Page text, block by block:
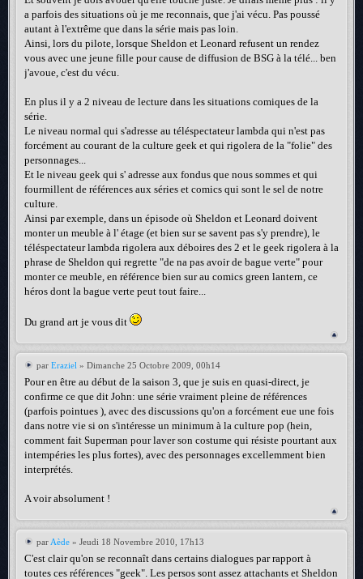
a parfois des situations où je me reconnais, que j'ai vécu. Pas poussé
autant à l'extrême que dans la série mais pas loin.
Ainsi, lors du pilote, lorsque Sheldon et Leonard refusent un rendez
vous avec une jeune fille pour cause de diffusion de BSG à la télé... ben
j'avoue, c'est du vécu.
En plus il y a 2 niveau de lecture dans les situations comiques de la
série.
Le niveau normal qui s'adresse au téléspectateur lambda qui n'est pas
forcément au courant de la culture geek et qui rigolera de la "folie" des
personnages...
Et le niveau geek qui s' adresse aux fondus que nous sommes et qui
fourmillent de références aux séries et comics qui sont le sel de notre
culture.
Ainsi par exemple, dans un épisode où Sheldon et Leonard doivent
monter un meuble à l' étage (et bien sur se savent pas s'y prendre), le
téléspectateur lambda rigolera aux déboires des 2 et le geek rigolera à la
phrase de Sheldon qui regrette "de na pas avoir de bague verte" pour
monter ce meuble, en référence bien sur au comics green lantern, ce
héros dont la bague verte peut tout faire...
Du grand art je vous dit
par Eraziel » Dimanche 25 Octobre 2009, 00h14
Pour en être au début de la saison 3, que je suis en quasi-direct, je
confirme ce que dit John: une série vraiment pleine de références
(parfois pointues ), avec des discussions qu'on a forcément eue une fois
dans notre vie si on s'intéresse un minimum à la culture pop (hein,
comment fait Superman pour laver son costume qui résiste pourtant aux
intempéries les plus fortes), avec des personnages excellemment bien
interprétés.
A voir absolument !
par Aède » Jeudi 18 Novembre 2010, 17h13
C'est clair qu'on se reconnaît dans certains dialogues par rapport à
toutes ces références "geek". Les persos sont assez attachants et Sheldon